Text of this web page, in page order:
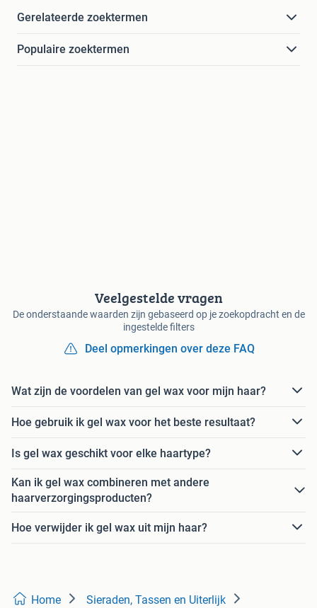
Gerelateerde zoektermen
Populaire zoektermen
Veelgestelde vragen
De onderstaande waarden zijn gebaseerd op je zoekopdracht en de
ingestelde filters
Deel opmerkingen over deze FAQ
Wat zijn de voordelen van gel wax voor mijn haar?
Hoe gebruik ik gel wax voor het beste resultaat?
Is gel wax geschikt voor elke haartype?
Kan ik gel wax combineren met andere
haarverzorgingsproducten?
Hoe verwijder ik gel wax uit mijn haar?
Home Sieraden, Tassen en Uiterlijk